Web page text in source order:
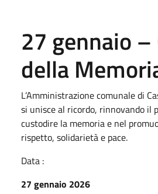
27 gennaio
della
L’Amministrazione comunale di
si unisce al ricordo, rinnovando il
custodire la memoria e nel
rispetto, solidarietà e pace.
Data :
27 gennaio 2026